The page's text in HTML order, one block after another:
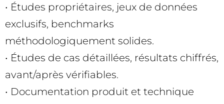
• Études propriétaires, jeux de données
exclusifs, benchmarks
méthodologiquement solides.
• Études de cas détaillées, résultats chiffrés,
avant/après vérifiables.
• Documentation produit et technique